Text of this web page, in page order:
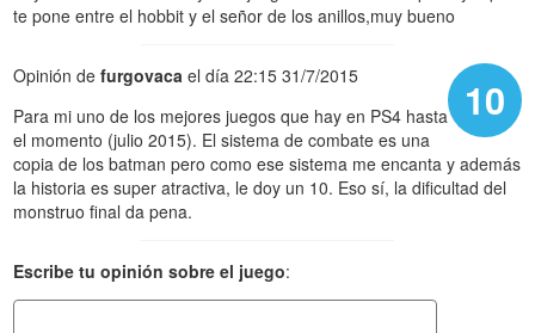
te pone entre el hobbit y el señor de los anillos,muy bueno
10
Opinión defurgovaca el día 22:15 31/7/2015
Para mi uno de los mejores juegos que hay en PS4 hasta
el momento (julio 2015). El sistema de combate es una
copia de los batman pero como ese sistema me encanta y además
la historia es super atractiva, le doy un 10. Eso sí, la dificultad del
monstruo final da pena.
Escribe tu opinión sobre el juego: